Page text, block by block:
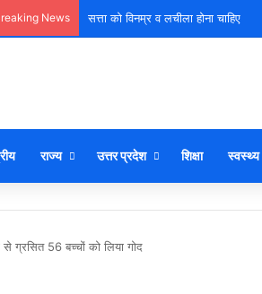
News सत्ता को विनम्र व लचीला होना चाहिए
राज्य उत्तर प्रदेश शिक्षा स्वस्थ्य
से ग्रसित 56 बच्चों को लिया गोद